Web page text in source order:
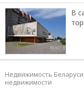
В
Недвижимость Беларуси
недвижимости